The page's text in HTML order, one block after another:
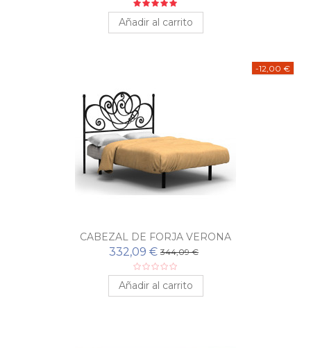
Añadir al carrito
-12,00 €
CABEZAL DE FORJA VERONA
332,09 € 344,09 €
Añadir al carrito